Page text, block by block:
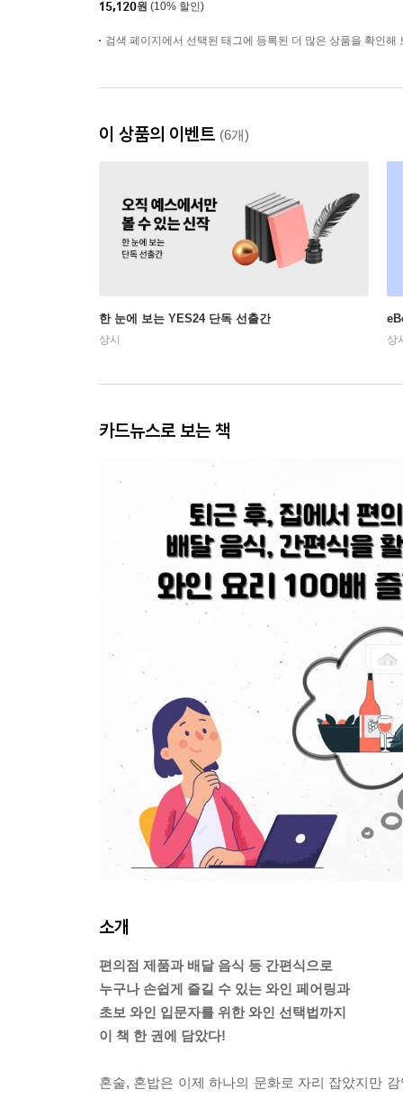
15,120원 (10% 할인)
검색 페이지에서 선택된 태그에 등록된 더 많은 상품을 확인해
이 상품의 이벤트 (6개)
한 눈에 보는 YES24 단독 선출간
상시 상
카드뉴스로 보는 책
소개
편의점 제품과 배달 음식 등 간편식으로
누구나 손쉽게 즐길 수 있는 와인 페어링과
초보 와인 입문자를 위한 와인 선택법까지
이 책 한 권에 담았다!
혼술, 혼밥은 이제 하나의 문화로 자리 잡았지만